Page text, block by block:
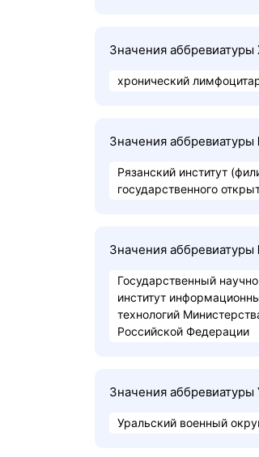
Значения аббревиатуры
хронический
Значения аббревиатуры
Рязанский институт
государственного
Значения аббревиатуры
Государственный
институт
технологий
Российской Федерации
Значения аббревиатуры
Уральский военный